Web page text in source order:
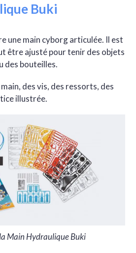
Buki
une main cyborg articulée. Il est
être ajusté pour tenir des objets
des bouteilles.
des vis, des ressorts, des
illustrée.
Main Hydraulique Buki